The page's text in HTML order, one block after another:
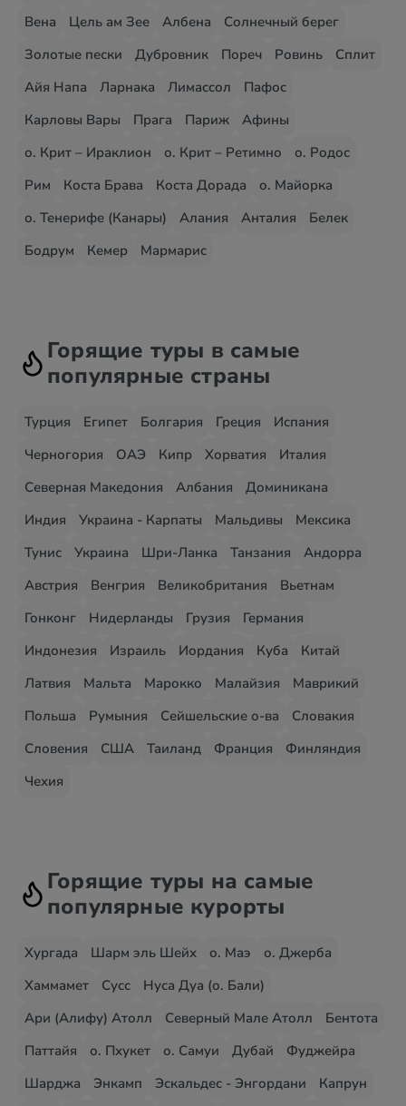
Вена
Цель ам Зее Албена
Солнечный берег
Золотые пески
Дубровник Пореч Ровинь
Сплит
Айя Напа
Ларнака Лимассол
Пафос
Карловы Вары
Прага Париж
Афины
о. Крит – Ираклион
о. Крит – Ретимно
о. Родос
Рим
Коста Брава Коста Дорада
о. Майорка
о. Тенерифе (Канары)
Алания Анталия
Белек
Бодрум
Кемер Мармарис
Горящие туры в самые
популярные страны
Турция Египет Болгария Греция
Испания
Черногория
ОАЭ Кипр Хорватия
Италия
Северная Македония
Албания
Доминикана
Индия
Украина - Карпаты Мальдивы
Мексика
Тунис
Украина Шри-Ланка Танзания
Андорра
Австрия
Венгрия Великобритания
Вьетнам
Гонконг
Нидерланды Грузия
Германия
Индонезия
Израиль Иордания Куба
Китай
Латвия
Мальта Марокко Малайзия
Маврикий
Польша
Румыния Сейшельские о-ва
Словакия
Словения
США Таиланд Франция
Финляндия
Чехия
Горящие туры на самые
популярные курорты
Хургада Шарм эль Шейх о. Маэ
о. Джерба
Хаммамет
Сусс
Нуса Дуа (о. Бали)
Ари (Алифу) Атолл
Северный Мале Атолл
Бентота
Паттайя
о. Пхукет о. Самуи Дубай
Фуджейра
Шарджа
Энкамп Эскальдес - Энгордани
Капрун